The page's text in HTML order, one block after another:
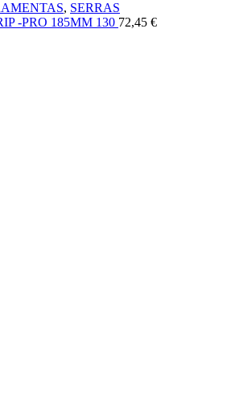
, SERRAS
-PRO 185MM 130 72,45 €